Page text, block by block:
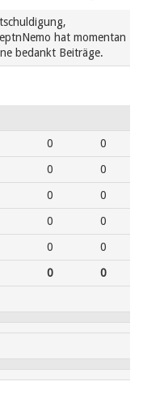
hat momentan
bedankt Beiträge.
0
0
0
0
0
0
0
0
0
0
0
0